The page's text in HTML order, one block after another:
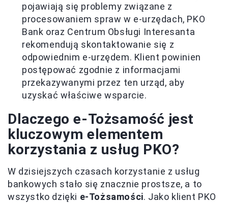
pojawiają się problemy związane z
procesowaniem spraw w e-urzędach, PKO
Bank oraz Centrum Obsługi Interesanta
rekomendują skontaktowanie się z
odpowiednim e-urzędem. Klient powinien
postępować zgodnie z informacjami
przekazywanymi przez ten urząd, aby
uzyskać właściwe wsparcie.
Dlaczego e-Tożsamość jest
kluczowym elementem
korzystania z usług PKO?
W dzisiejszych czasach korzystanie z usług
bankowych stało się znacznie prostsze, a to
wszystko dzięki e-Tożsamości. Jako klient PKO